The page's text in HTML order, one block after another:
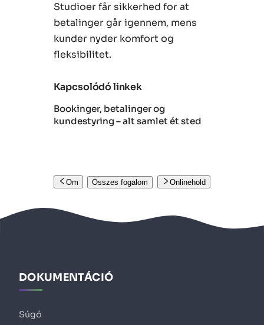
Studioer får sikkerhed for at
betalinger går igennem, mens
kunder nyder komfort og
fleksibilitet.
Kapcsolódó linkek
Bookinger, betalinger og
kundestyring – alt samlet ét sted
Om Összes fogalom Onlinehold
DOKUMENTÁCIÓ
Súgó